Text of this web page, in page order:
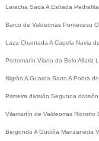
Laracha Sada A Estrada
Barco de Valdeorras Ponteceso
Laza Chantada A Capela Navia
Portomarín Viana do Bolo Allariz
Nigrán A Guarda Barro A Pobra
Primeira división Segunda división
Vilamartín de Valdeorras Riotorto
Bergondo A Gudiña Manzaneda